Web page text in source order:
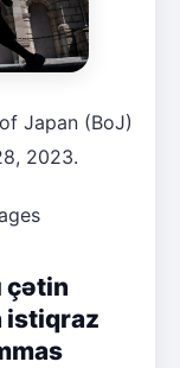
Japan (BoJ)
2023.
çətin
istiqraz